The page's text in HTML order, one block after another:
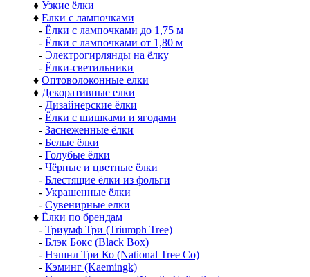
♦ Узкие ёлки
♦ Елки с лампочками
- Ёлки с лампочками до 1,75 м
- Ёлки с лампочками от 1,80 м
- Электрогирлянды на ёлку
- Ёлки-светильники
♦ Оптоволоконные елки
♦ Декоративные елки
- Дизайнерские ёлки
- Ёлки с шишками и ягодами
- Заснеженные ёлки
- Белые ёлки
- Голубые ёлки
- Чёрные и цветные ёлки
- Блестящие ёлки из фольги
- Украшенные ёлки
- Сувенирные елки
♦ Ёлки по брендам
- Триумф Три (Triumph Tree)
- Блэк Бокс (Black Box)
- Нэшнл Три Ко (National Tree Co)
- Кэминг (Kaemingk)